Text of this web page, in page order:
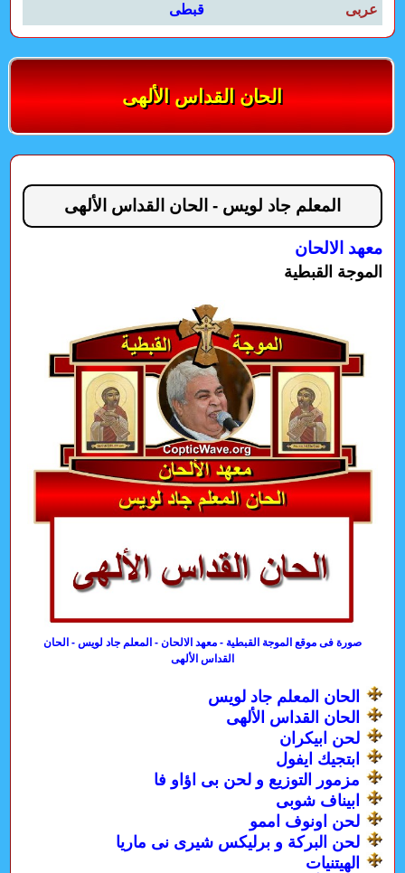
عربى
قبطى
الحان القداس الألهى
المعلم جاد لويس - الحان القداس الألهى
معهد الالحان
الموجة القبطية
صورة فى موقع الموجة القبطية - معهد الالحان - المعلم جاد لويس - الحان
القداس الألهى
الحان المعلم جاد لويس
الحان القداس الألهى
لحن ابيكران
ابتجيك ايفول
مزمور التوزيع و لحن بى اؤاو فا
ابيناف شوبى
لحن اونوف اممو
لحن البركة و برليكس شيرى نى ماريا
الهيتنيات